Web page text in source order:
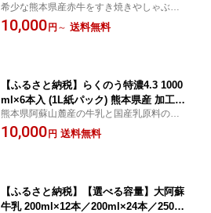
熊本県産 冷凍 肉 すき焼き しゃぶしゃ
ぶ あか牛 和牛 送料無料
希少な熊本県産赤牛をすき焼きやしゃぶし
ゃぶ用にできるようカットしてお届けいた
します。
10,000円 ～ 送料無料
【ふるさと納税】らくのう特濃4.3 1000
ml×6本入 (1L紙パック) 熊本県産 加工乳
牛乳 乳飲料 乳性飲料 らくのうマザーズ
ドリンク 飲み物 飲料 セット 常温保存
熊本県阿蘇山麓産の牛乳と国産乳原料のみ
使用した濃いミルク感としっかりとしたコ
クをお楽みいだけるミルクです。
10,000円 送料無料
【ふるさと納税】【選べる容量】大阿蘇
牛乳 200ml×12本／200ml×24本／250m